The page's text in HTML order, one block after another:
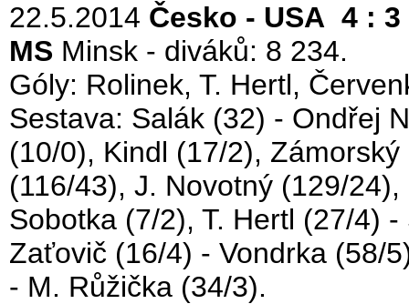
22.5.2014 Česko - USA 4 : 3
MS Minsk - diváků: 8 234.
Góly: Rolinek, T. Hertl,
Sestava: Salák (32) - Ondřej
(10/0), Kindl (17/2),
(116/43), J. Novotný (129/
Sobotka (7/2), T. Hertl (27/4)
Zaťovič (16/4) - Vondrka (58/
- M. Růžička (34/3).